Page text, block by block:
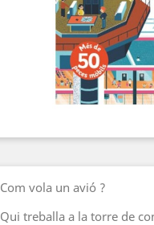
Com vola un avió ?
Qui treballa a la torre de